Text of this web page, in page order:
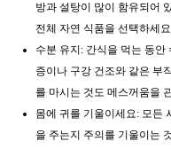
방과 설탕이 많이 함유되어
전체 자연 식품을 선택하세
수분 유지: 간식을 먹는 동안
증이나 구강 건조와 같은 부
를 마시는 것도 메스꺼움을
몸에 귀를 기울이세요: 모든
을 주는지 주의를 기울이는